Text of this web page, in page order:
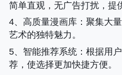
简单直观，无广告打扰，提
4、 高质量漫画库：聚集大
艺术的独特魅力。
5、 智能推荐系统：根据用
荐，使选择更加快捷方便。